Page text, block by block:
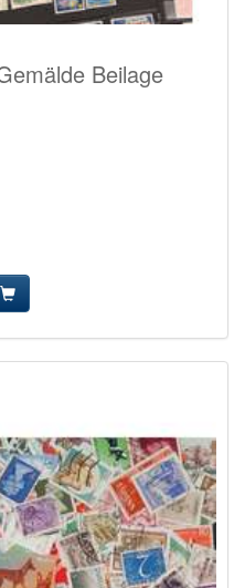
Beilage